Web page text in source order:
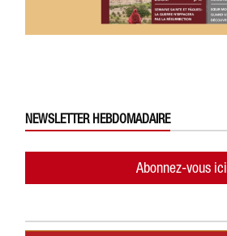
NEWSLETTER HEBDOMADAIRE
Abonnez-vous ici